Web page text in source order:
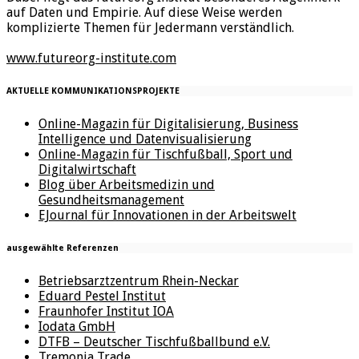
auf Daten und Empirie. Auf diese Weise werden
komplizierte Themen für Jedermann verständlich.
www.futureorg-institute.com
AKTUELLE KOMMUNIKATIONSPROJEKTE
Online-Magazin für Digitalisierung, Business
Intelligence und Datenvisualisierung
Online-Magazin für Tischfußball, Sport und
Digitalwirtschaft
Blog über Arbeitsmedizin und
Gesundheitsmanagement
EJournal für Innovationen in der Arbeitswelt
ausgewählte Referenzen
Betriebsarztzentrum Rhein-Neckar
Eduard Pestel Institut
Fraunhofer Institut IOA
Iodata GmbH
DTFB – Deutscher Tischfußballbund e.V.